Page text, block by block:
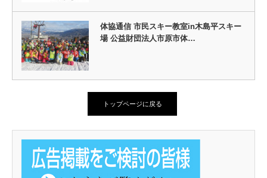
体協通信 市民スキー教室in木島平スキー
場 公益財団法人市原市体…
トップページに戻る